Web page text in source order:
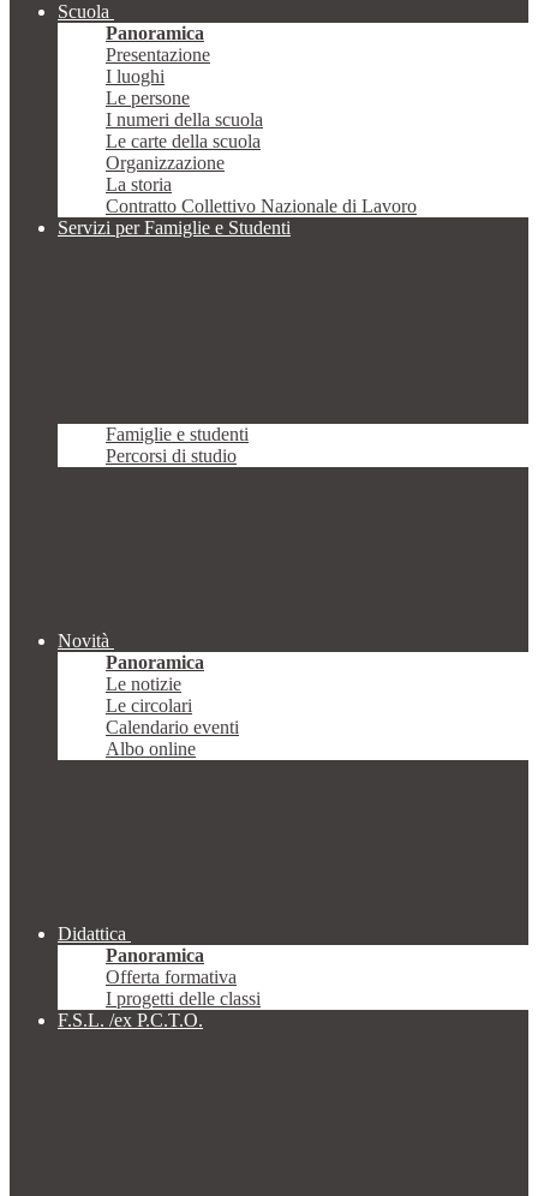
Scuola
Panoramica
Presentazione
I luoghi
Le persone
I numeri della scuola
Le carte della scuola
Organizzazione
La storia
Contratto Collettivo Nazionale di Lavoro
Servizi per Famiglie e Studenti
Famiglie e studenti
Percorsi di studio
Novità
Panoramica
Le notizie
Le circolari
Calendario eventi
Albo online
Didattica
Panoramica
Offerta formativa
I progetti delle classi
F.S.L. /ex P.C.T.O.